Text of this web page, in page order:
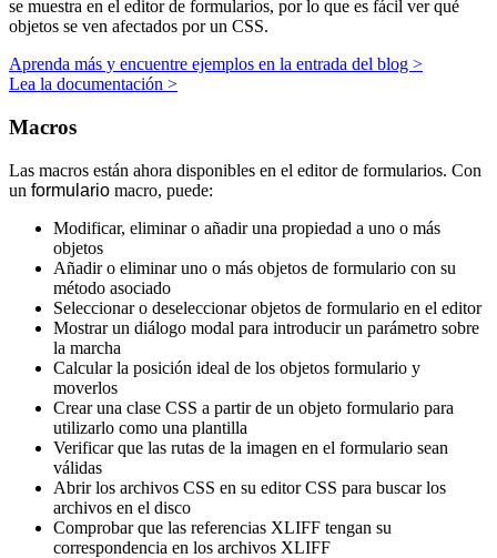
se muestra en el editor de formularios, por lo que es fácil ver qué
objetos se ven afectados por un CSS.
Aprenda más y encuentre ejemplos en la entrada del blog >
Lea la documentación >
Macros
Las macros están ahora disponibles en el editor de formularios. Con
un formulario macro, puede:
Modificar, eliminar o añadir una propiedad a uno o más
objetos
Añadir o eliminar uno o más objetos de formulario con su
método asociado
Seleccionar o deseleccionar objetos de formulario en el editor
Mostrar un diálogo modal para introducir un parámetro sobre
la marcha
Calcular la posición ideal de los objetos formulario y
moverlos
Crear una clase CSS a partir de un objeto formulario para
utilizarlo como una plantilla
Verificar que las rutas de la imagen en el formulario sean
válidas
Abrir los archivos CSS en su editor CSS para buscar los
archivos en el disco
Comprobar que las referencias XLIFF tengan su
correspondencia en los archivos XLIFF